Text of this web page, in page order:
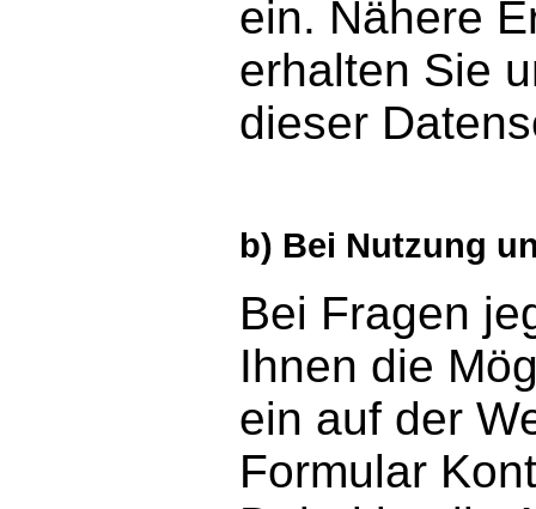
ein. Nähere
erhalten Sie
dieser
b) Bei Nutzung
Bei Fragen
Ihnen die
ein auf der
Formular